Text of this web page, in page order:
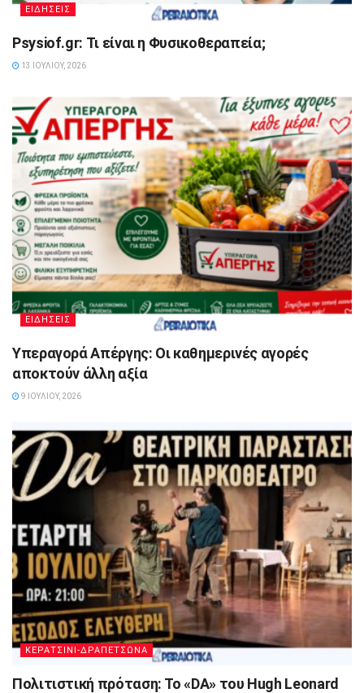
ΕΙΔΗΣΕΙΣ
Psysiof.gr: Τι είναι η Φυσικοθεραπεία;
13 ΙΟΥΛΊΟΥ, 2026
ΕΙΔΗΣΕΙΣ
Υπεραγορά Απέργης: Οι καθημερινές αγορές
αποκτούν άλλη αξία
9 ΙΟΥΛΊΟΥ, 2026
ΚΕΡΑΤΣΙΝΙ-ΔΡΑΠΕΤΣΩΝΑ
Πολιτιστική πρόταση: Το «DA» του Hugh Leonard